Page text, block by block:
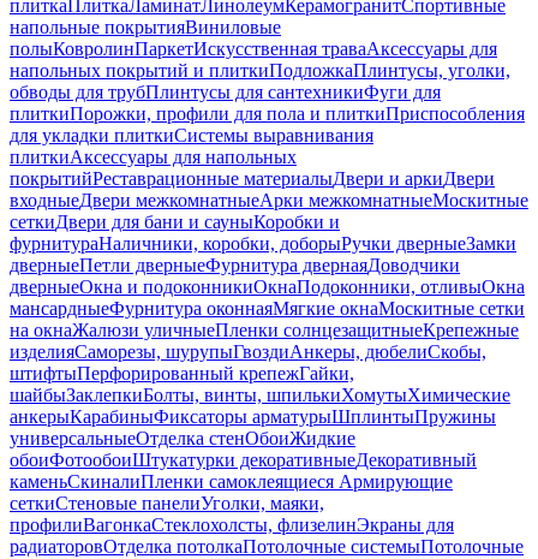
плиткаПлиткаЛаминатЛинолеумКерамогранитСпортивные
напольные покрытияВиниловые
полыКовролинПаркетИскусственная траваАксессуары для
напольных покрытий и плиткиПодложкаПлинтусы, уголки,
обводы для трубПлинтусы для сантехникиФуги для
плиткиПорожки, профили для пола и плиткиПриспособления
для укладки плиткиСистемы выравнивания
плиткиАксессуары для напольных
покрытийРеставрационные материалыДвери и аркиДвери
входныеДвери межкомнатныеАрки межкомнатныеМоскитные
сеткиДвери для бани и сауныКоробки и
фурнитураНаличники, коробки, доборыРучки дверныеЗамки
дверныеПетли дверныеФурнитура двернаяДоводчики
дверныеОкна и подоконникиОкнаПодоконники, отливыОкна
мансардныеФурнитура оконнаяМягкие окнаМоскитные сетки
на окнаЖалюзи уличныеПленки солнцезащитныеКрепежные
изделияСаморезы, шурупыГвоздиАнкеры, дюбелиСкобы,
штифтыПерфорированный крепежГайки,
шайбыЗаклепкиБолты, винты, шпилькиХомутыХимические
анкерыКарабиныФиксаторы арматурыШплинтыПружины
универсальныеОтделка стенОбоиЖидкие
обоиФотообоиШтукатурки декоративныеДекоративный
каменьСкиналиПленки самоклеящиеся Армирующие
сеткиСтеновые панелиУголки, маяки,
профилиВагонкаСтеклохолсты, флизелинЭкраны для
радиаторовОтделка потолкаПотолочные системыПотолочные